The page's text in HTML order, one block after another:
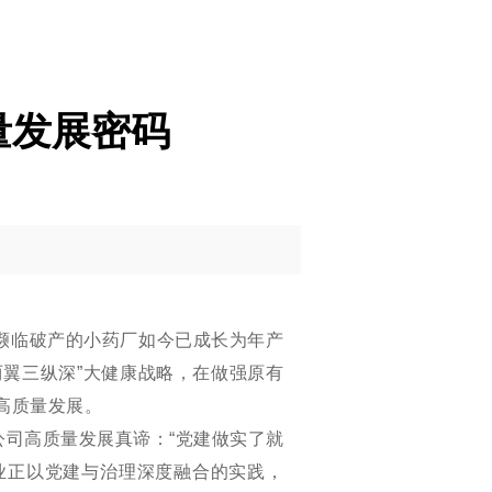
发展密码
临破产的小药厂如今已成长为年产
三纵深”大健康战略，在做强原有
量发展。
高质量发展真谛： “党建做实了就
以党建与治理深度融合的实践，